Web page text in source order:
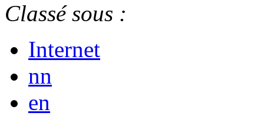
Classé sous :
Internet
nn
en